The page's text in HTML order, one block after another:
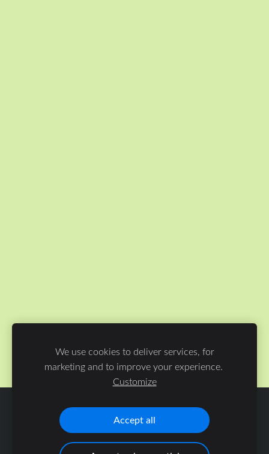
ФАЙЛЫ COOKIE
We use cookies to deliver services, for
marketing and to improve your experience.
Customize
Accept all